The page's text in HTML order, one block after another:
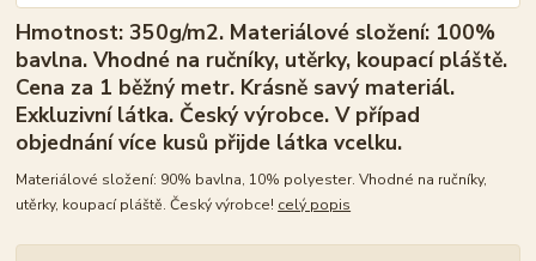
Hmotnost: 350g/m2. Materiálové složení: 100%
bavlna. Vhodné na ručníky, utěrky, koupací pláště.
Cena za 1 běžný metr. Krásně savý materiál.
Exkluzivní látka. Český výrobce. V případ
objednání více kusů přijde látka vcelku.
Materiálové složení: 90% bavlna, 10% polyester. Vhodné na ručníky,
utěrky, koupací pláště. Český výrobce! celý popis